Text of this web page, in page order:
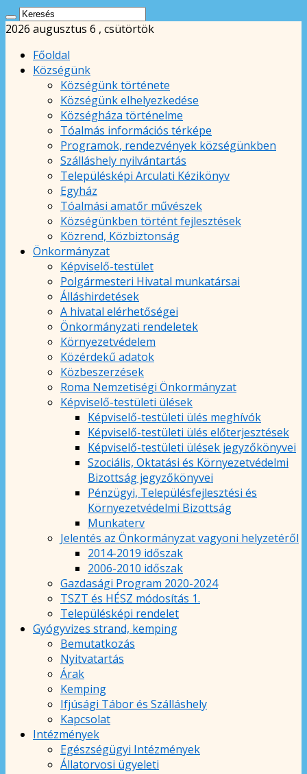
2026 augusztus 6 , csütörtök
Főoldal
Községünk
Községünk története
Községünk elhelyezkedése
Községháza történelme
Tóalmás információs térképe
Programok, rendezvények községünkben
Szálláshely nyilvántartás
Településképi Arculati Kézikönyv
Egyház
Tóalmási amatőr művészek
Községünkben történt fejlesztések
Közrend, Közbiztonság
Önkormányzat
Képviselő-testület
Polgármesteri Hivatal munkatársai
Álláshirdetések
A hivatal elérhetőségei
Önkormányzati rendeletek
Környezetvédelem
Közérdekű adatok
Közbeszerzések
Roma Nemzetiségi Önkormányzat
Képviselő-testületi ülések
Képviselő-testületi ülés meghívók
Képviselő-testületi ülés előterjesztések
Képviselő-testületi ülések jegyzőkönyvei
Szociális, Oktatási és Környezetvédelmi
Bizottság jegyzőkönyvei
Pénzügyi, Településfejlesztési és
Környezetvédelmi Bizottság
Munkaterv
Jelentés az Önkormányzat vagyoni helyzetéről
2014-2019 időszak
2006-2010 időszak
Gazdasági Program 2020-2024
TSZT és HÉSZ módosítás 1.
Településképi rendelet
Gyógyvizes strand, kemping
Bemutatkozás
Nyitvatartás
Árak
Kemping
Ifjúsági Tábor és Szálláshely
Kapcsolat
Intézmények
Egészségügyi Intézmények
Állatorvosi ügyeleti